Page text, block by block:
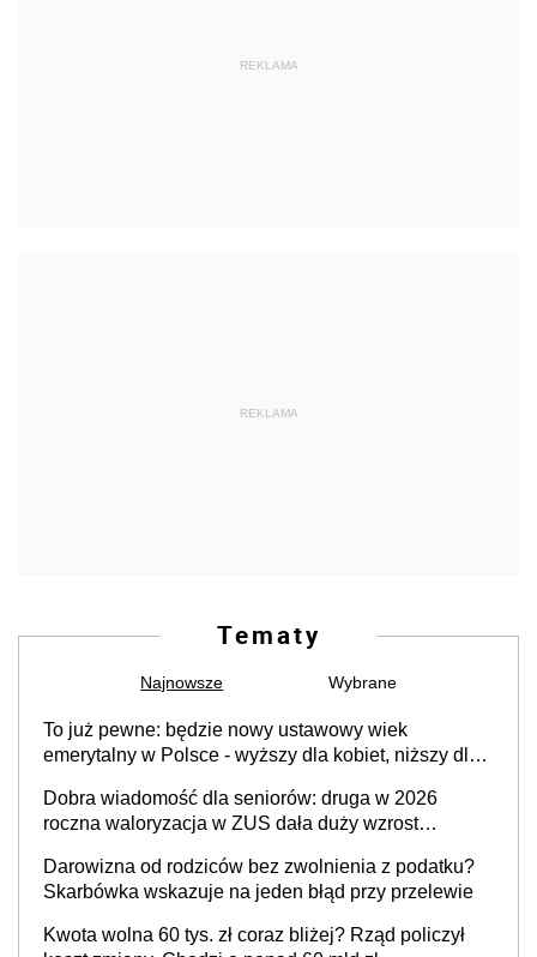
REKLAMA
REKLAMA
Tematy
Najnowsze Wybrane
To już pewne: będzie nowy ustawowy wiek
emerytalny w Polsce - wyższy dla kobiet, niższy dla
Dobra wiadomość dla seniorów: druga w 2026
roczna waloryzacja w ZUS dała duży wzrost
Darowizna od rodziców bez zwolnienia z podatku?
Skarbówka wskazuje na jeden błąd przy przelewie
Kwota wolna 60 tys. zł coraz bliżej? Rząd policzył